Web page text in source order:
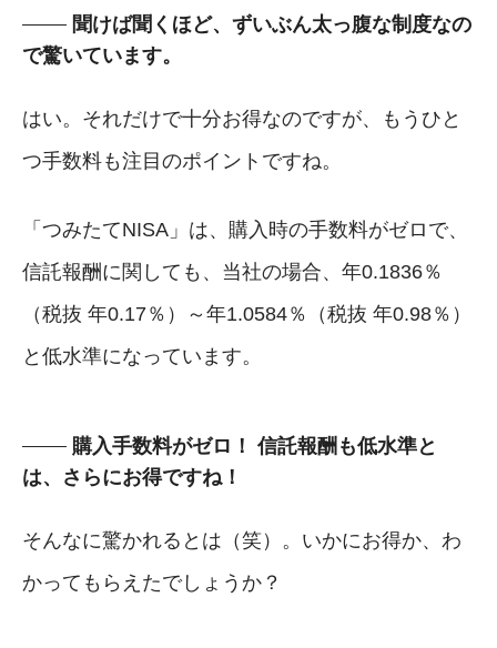
聞けば聞くほど、ずいぶん太っ腹な制度なの
で驚いています。
はい。それだけで十分お得なのですが、もうひと
つ手数料も注目のポイントですね。
「つみたてNISA」は、購入時の手数料がゼロで、
信託報酬に関しても、当社の場合、年0.1836％
（税抜 年0.17％）～年1.0584％（税抜 年0.98％）
と低水準になっています。
購入手数料がゼロ！ 信託報酬も低水準と
は、さらにお得ですね！
そんなに驚かれるとは（笑）。いかにお得か、わ
かってもらえたでしょうか？